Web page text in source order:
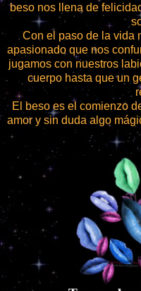
beso nos llena de
Con el paso de la vida
apasionado que nos
jugamos con nuestros
cuerpo hasta que un
El beso es el comienzo
amor y sin duda algo